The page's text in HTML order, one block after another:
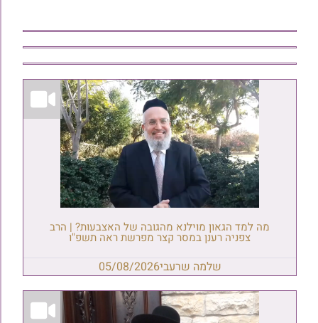
מה למד הגאון מוילנא מהגובה של האצבעות? | הרב
צפניה רענן במסר קצר מפרשת ראה תשפ"ו
שלמה שרעבי05/08/2026